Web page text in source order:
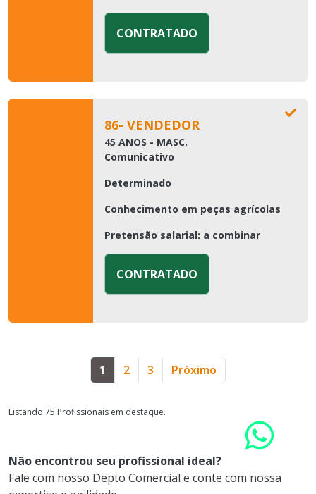
CONTRATADO
86- VENDEDOR
45 ANOS - MASC.
Comunicativo
Determinado
Conhecimento em peças agrícolas
Pretensão salarial: a combinar
CONTRATADO
1 2 3 Próximo
Listando 75 Profissionais em destaque.
Não encontrou seu profissional ideal?
Fale com nosso Depto Comercial e conte com nossa